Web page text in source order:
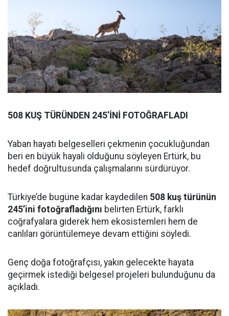
508 KUŞ TÜRÜNDEN 245’İNİ FOTOĞRAFLADI
Yaban hayatı belgeselleri çekmenin çocukluğundan
beri en büyük hayali olduğunu söyleyen Ertürk, bu
hedef doğrultusunda çalışmalarını sürdürüyor.
Türkiye’de bugüne kadar kaydedilen 508 kuş türünün
245’ini fotoğrafladığını belirten Ertürk, farklı
coğrafyalara giderek hem ekosistemleri hem de
canlıları görüntülemeye devam ettiğini söyledi.
Genç doğa fotoğrafçısı, yakın gelecekte hayata
geçirmek istediği belgesel projeleri bulunduğunu da
açıkladı.